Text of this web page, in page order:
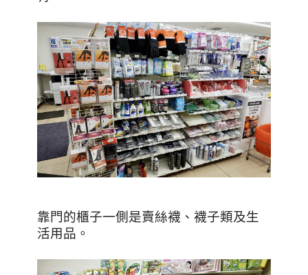
靠門的櫃子一側是賣絲襪、襪子類及生
活用品。